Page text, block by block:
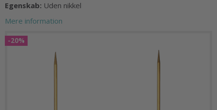
Egenskab: Uden nikkel
Mere information
-20%